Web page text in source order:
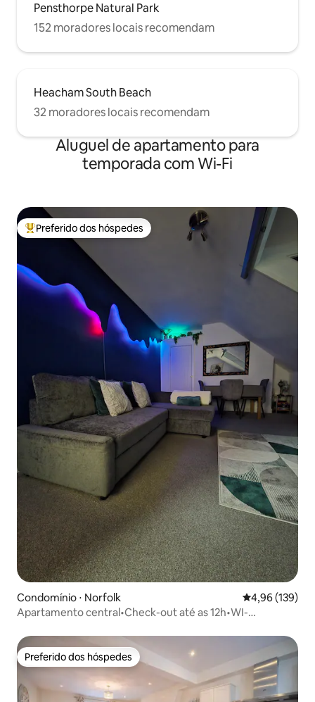
Pensthorpe Natural Park
152 moradores locais recomendam
Heacham South Beach
32 moradores locais recomendam
Aluguel de apartamento para
temporada com Wi-Fi
Entre os melhores preferidos dos hóspedes
Preferido dos hóspedes
Condomínio ⋅ Norfolk 4,96 de uma
4,96 (139)
Apartamento central•Check-out até as 12h•WI-
Preferido dos hóspedes
Preferido dos hóspedes